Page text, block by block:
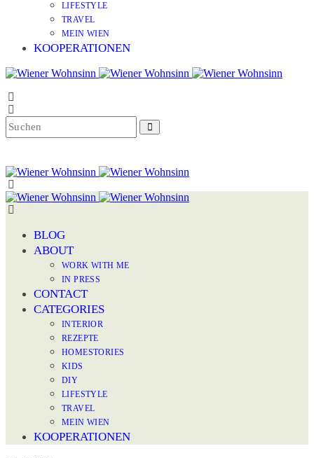
LIFESTYLE
TRAVEL
MEIN WIEN
KOOPERATIONEN
BLOG
ABOUT
WORK WITH ME
IN PRESS
CONTACT
CATEGORIES
INTERIOR
REZEPTE
HOMESTORIES
KIDS
DIY
LIFESTYLE
TRAVEL
MEIN WIEN
KOOPERATIONEN